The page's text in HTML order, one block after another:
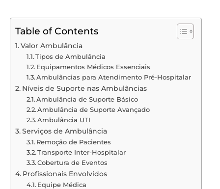
Table of Contents
Valor Ambulância
Tipos de Ambulância
Equipamentos Médicos Essenciais
Ambulâncias para Atendimento Pré-Hospitalar
Níveis de Suporte nas Ambulâncias
Ambulância de Suporte Básico
Ambulância de Suporte Avançado
Ambulância UTI
Serviços de Ambulância
Remoção de Pacientes
Transporte Inter-Hospitalar
Cobertura de Eventos
Profissionais Envolvidos
Equipe Médica